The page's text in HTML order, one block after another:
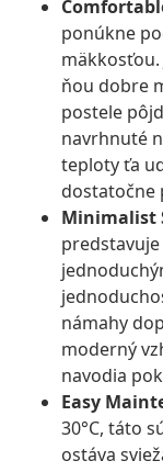
ponúkne
mäkkosťou.
ňou dobre
postele
navrhnuté
teploty ťa
dostatočne
Minimalist
námahy
moderný
navodia
Easy
30°C, táto
ostáva